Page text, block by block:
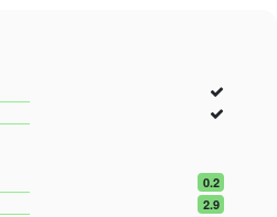
0.2
2.9